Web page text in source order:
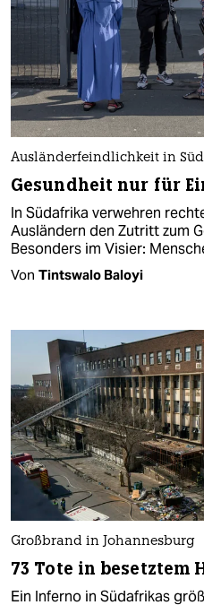
Ausländerfeindlichkeit in
Gesundheit nur für
In Südafrika verwehren
Ausländern den Zutritt zum
Besonders im Visier:
Von Tintswalo Baloyi
Großbrand in Johannesburg
73 Tote in besetztem
Ein Inferno in Südafrikas